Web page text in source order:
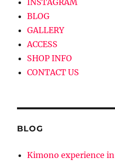
INSTAGRAM
BLOG
GALLERY
ACCESS
SHOP INFO
CONTACT US
BLOG
Kimono experience